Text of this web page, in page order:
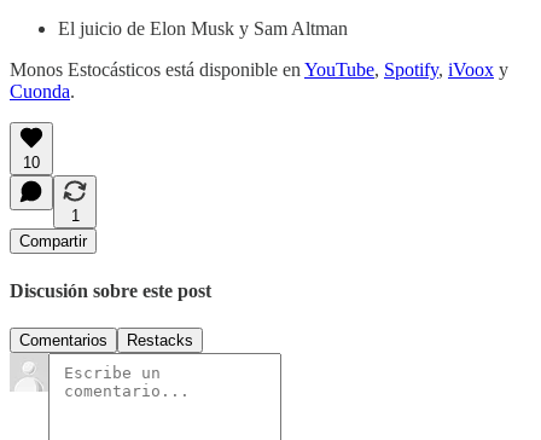
El juicio de Elon Musk y Sam Altman
Monos Estocásticos está disponible enYouTube, Spotify, iVoox y
Cuonda.
10
1
Compartir
Discusión sobre este post
Comentarios Restacks